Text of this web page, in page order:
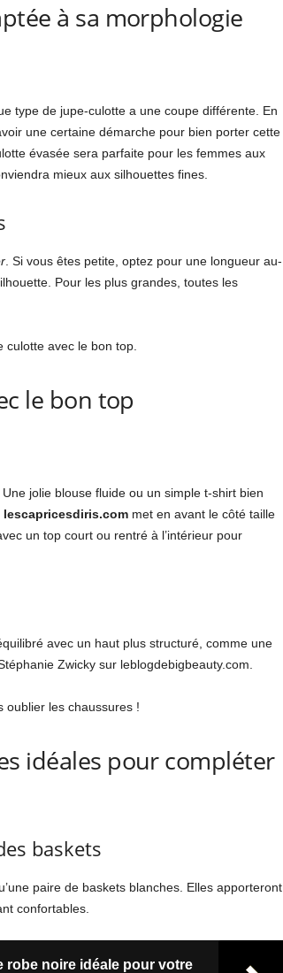
à sa morphologie
type de jupe-culotte a une coupe différente. En
une certaine démarche pour bien porter cette
évasée sera parfaite pour les femmes aux
mieux aux silhouettes fines.
. Si vous êtes petite, optez pour une longueur au-
Pour les plus grandes, toutes les
avec le bon top.
le bon top
jolie blouse fluide ou un simple t-shirt bien
lescapricesdiris.commet en avant le côté taille
un top court ou rentré à l’intérieur pour
avec un haut plus structuré, comme une
Zwicky sur leblogdebigbeauty.com.
oublier les chaussures !
idéales pour compléter
baskets
paire de baskets blanches. Elles apporteront
confortables.
robe noire idéale pour votre